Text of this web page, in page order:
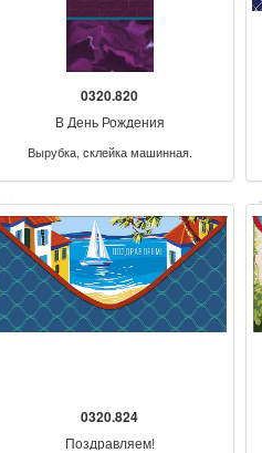
0320.820
В День Рождения
Вырубка, склейка машинная.
0320.824
Поздравляем!